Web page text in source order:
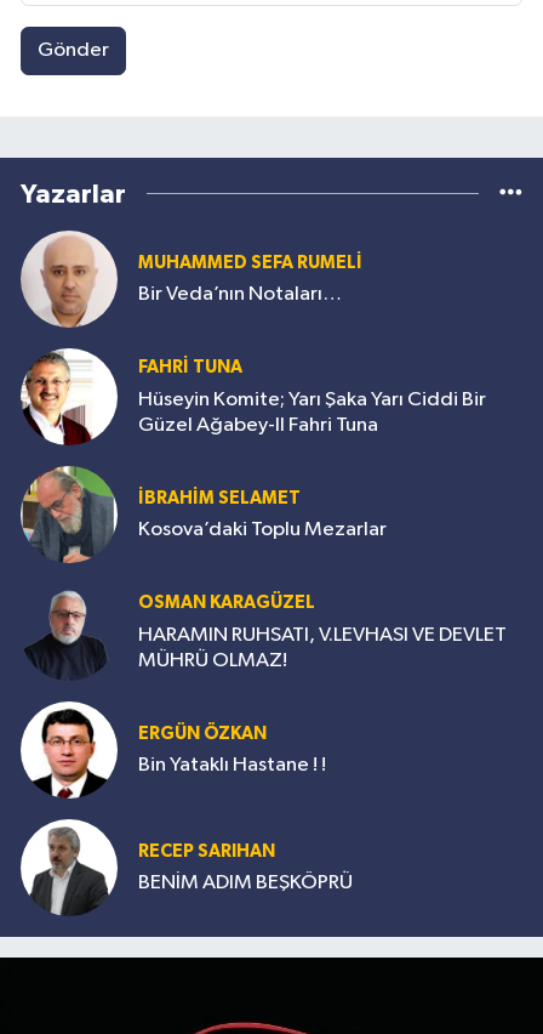
Gönder
Yazarlar
MUHAMMED SEFA RUMELİ
Bir Veda’nın Notaları…
FAHRİ TUNA
Hüseyin Komite; Yarı Şaka Yarı Ciddi Bir
Güzel Ağabey-II Fahri Tuna
İBRAHİM SELAMET
Kosova’daki Toplu Mezarlar
OSMAN KARAGÜZEL
HARAMIN RUHSATI, V.LEVHASI VE DEVLET
MÜHRÜ OLMAZ!
ERGÜN ÖZKAN
Bin Yataklı Hastane ! !
RECEP SARIHAN
BENİM ADIM BEŞKÖPRÜ